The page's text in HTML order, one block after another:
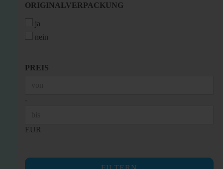
ORIGINALVERPACKUNG
ORIGINALVERPACKUNG
ja
nein
PREIS
PREIS
-
EUR